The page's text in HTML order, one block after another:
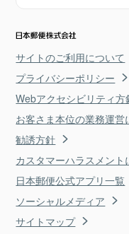
サイトのご利用について
プライバシーポリシー
Webアクセシビリティ方
お客さま本位の業務運
勧誘方針
カスタマーハラスメント
日本郵便公式アプリ一覧
ソーシャルメディア
サイトマップ